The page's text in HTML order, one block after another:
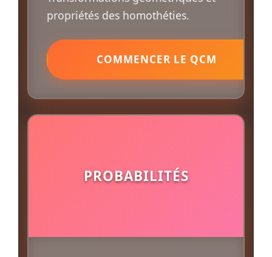
propriétés des homothéties.
COMMENCER LE QCM
PROBABILITÉS